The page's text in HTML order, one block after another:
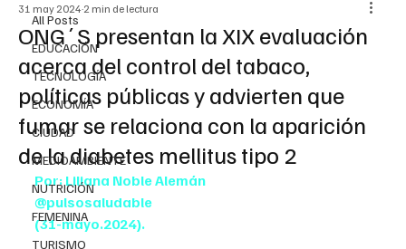
All Posts
EDUCACIÓN
TECNOLOGÍA
ECONOMÍA
CIUDAD
MEDIOAMBIENTE
NUTRICIÓN
FEMENINA
TURISMO
ONG´S presentan la XIX evaluación
acerca del control del tabaco,
políticas públicas y advierten que
fumar se relaciona con la aparición
de la diabetes mellitus tipo 2
31 may 2024 2 min de lectura
Por: Liliana Noble Alemán
@pulsosaludable
(31-mayo.2024).